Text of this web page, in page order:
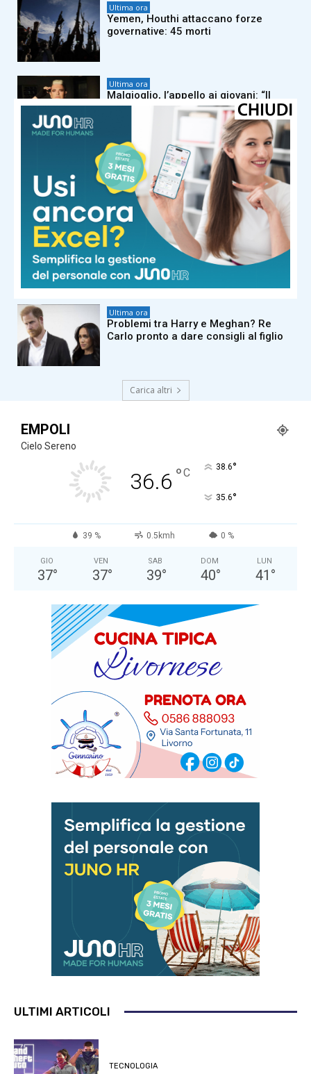
Ultima ora
Yemen, Houthi attaccano forze
governative: 45 morti
Ultima ora
Malgioglio, l’appello ai giovani: “Il
sole può uccidere, io potevo morire
per un melanoma”
Ultima ora
Ceuta, allarme del sindaco Vivas:
“Un’invasione, e non è finita”. Ue in
allerta per il 15 agosto
Ultima ora
Allarme bomba a Milano, evacuati sei
centri commerciali: sospetti su un
14enne
Ultima ora
Problemi tra Harry e Meghan? Re
Carlo pronto a dare consigli al figlio
Carica altri
EMPOLI
Cielo Sereno
36.6 °C 38.6°
35.6°
39 % 0.5kmh 0 %
GIO
37°
VEN
37°
SAB
39°
DOM
40°
LUN
41 °
ULTIMI ARTICOLI
TECNOLOGIA